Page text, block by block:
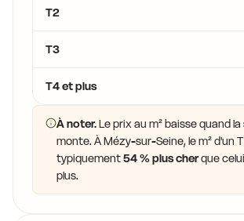
T2
T3
T4 et plus
À noter.Le prix au m² baisse quand
monte. À Mézy-sur-Seine, le m² d'un
typiquement54 % plus cherque
plus.